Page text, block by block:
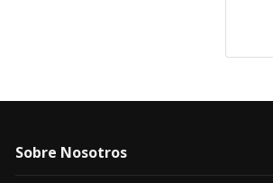
Sobre Nosotros